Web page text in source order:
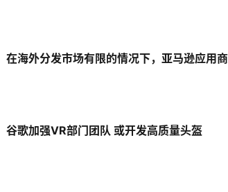
在海外分发市场有限的情况下，亚马逊应用
谷歌加强VR部门团队 或开发高质量头盔